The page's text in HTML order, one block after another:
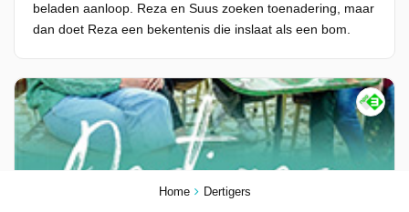
Home Dertigers
beladen aanloop. Reza en Suus zoeken toenadering, maar
dan doet Reza een bekentenis die inslaat als een bom.